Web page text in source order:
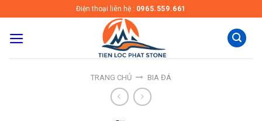
to
content
Điện thoại liên hệ : 0965.559.661
TRANG CHỦ BIA ĐÁ